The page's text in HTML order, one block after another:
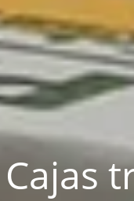
Cajas